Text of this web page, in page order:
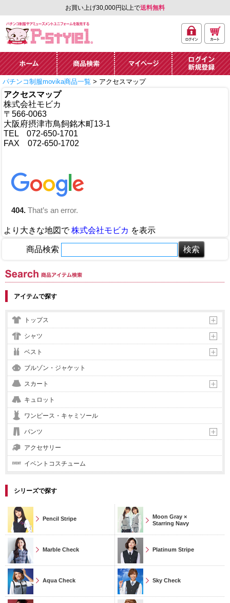
お買い上げ30,000円以上で送料無料
ーズメントユニフォー
ム通販「P-style 1」.
イン
ト
ホーム 商品検索 マイページ
パチンコ制服movika商品一覧 > アクセスマップ
アクセスマップ
株式会社モビカ
〒566-0063
大阪府摂津市鳥飼銘木町13-1
TEL 072-650-1701
FAX 072-650-1702
より大きな地図で株式会社モビカ を表示
商品検索
商品アイテム検索
アイテムで探す
トップス
シャツ
ベスト
ブルゾン・ジャケット
スカート
キュロット
ワンピース・キャミソール
パンツ
アクセサリー
イベントコスチューム
シリーズで探す
Pencil Stripe
Moon Gray ×
Starring Navy
Marble Check Platinum Stripe
Aqua Check Sky Check